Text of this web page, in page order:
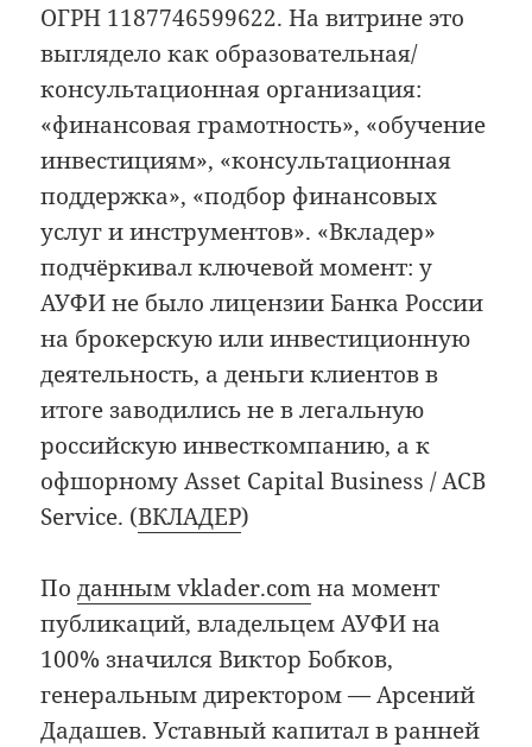
ОГРН 1187746599622. На витрине это
выглядело как образовательная/
консультационная организация:
«финансовая грамотность», «обучение
инвестициям», «консультационная
поддержка», «подбор финансовых
услуг и инструментов». «Вкладер»
подчёркивал ключевой момент: у
АУФИ не было лицензии Банка России
на брокерскую или инвестиционную
деятельность, а деньги клиентов в
итоге заводились не в легальную
российскую инвесткомпанию, а к
офшорному Asset Capital Business / ACB
Service. (ВКЛАДЕР)
Поданным vklader.comна момент
публикаций, владельцем АУФИ на
100% значился Виктор Бобков,
генеральным директором — Арсений
Дадашев. Уставный капитал в ранней